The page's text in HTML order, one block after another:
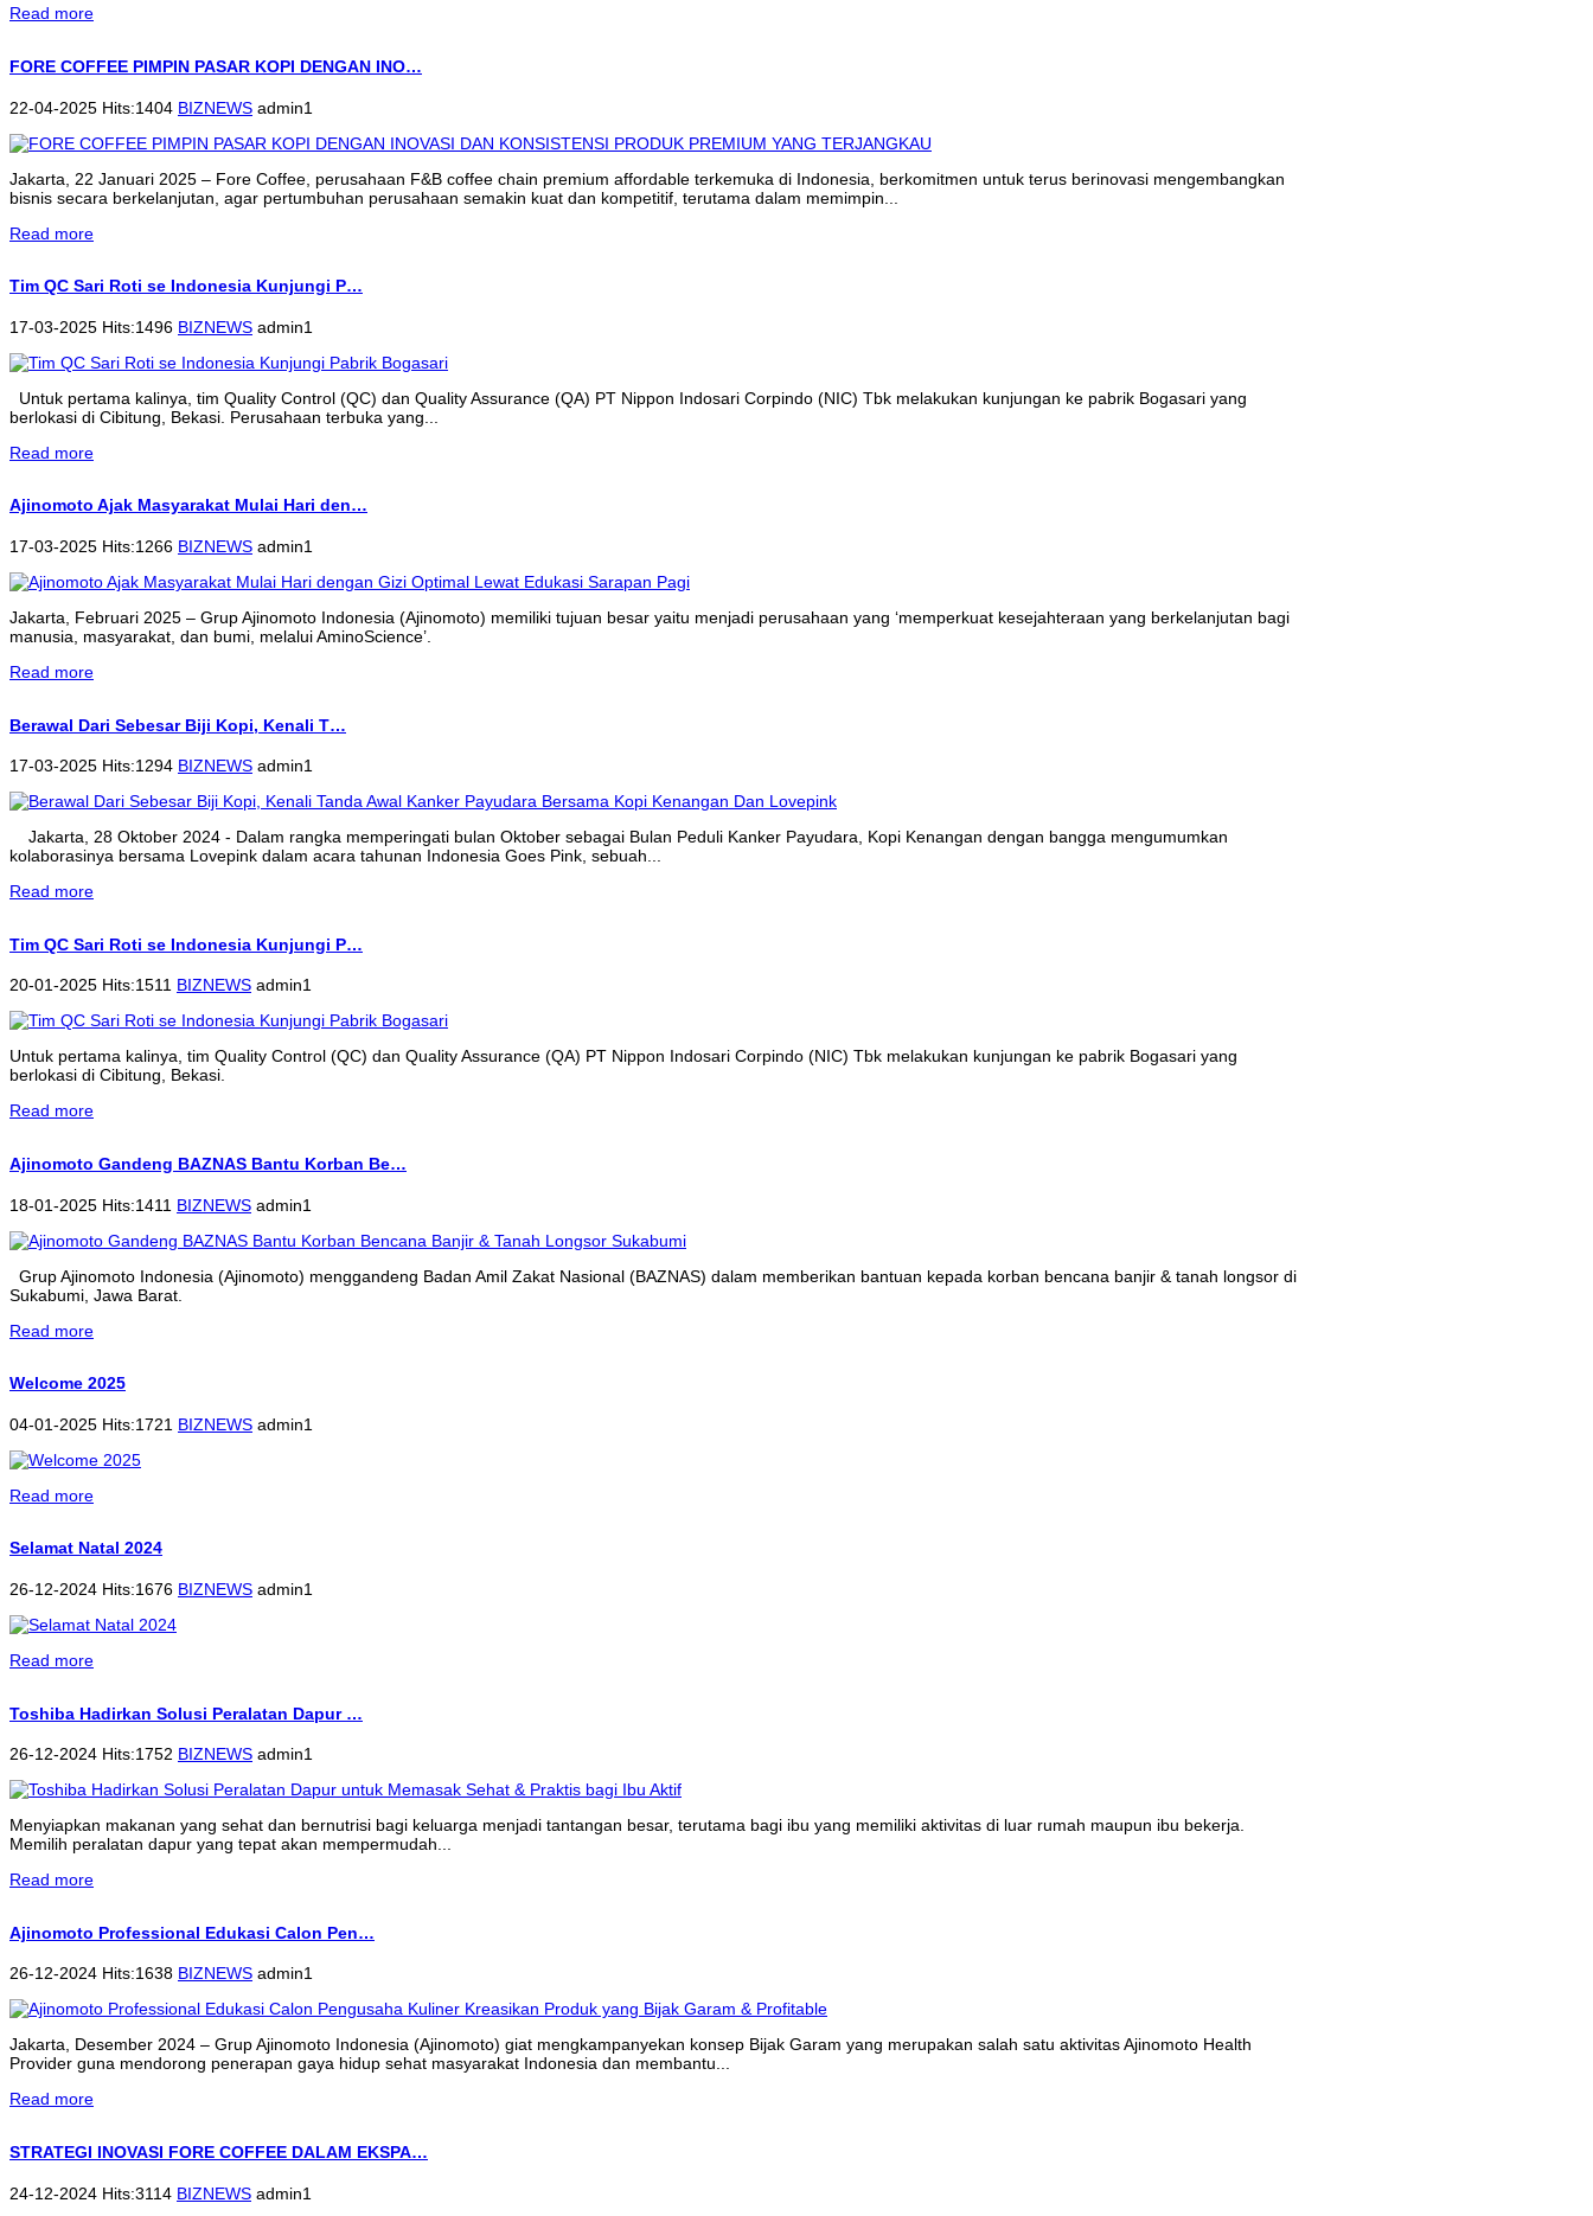
Read more
FORE COFFEE PIMPIN PASAR KOPI DENGAN INO…
22-04-2025 Hits:1404 BIZNEWS admin1
Jakarta, 22 Januari 2025 – Fore Coffee, perusahaan F&B coffee chain premium affordable terkemuka di Indonesia, berkomitmen untuk terus berinovasi mengembangkan
bisnis secara berkelanjutan, agar pertumbuhan perusahaan semakin kuat dan kompetitif, terutama dalam memimpin...
Read more
Tim QC Sari Roti se Indonesia Kunjungi P…
17-03-2025 Hits:1496 BIZNEWS admin1
Untuk pertama kalinya, tim Quality Control (QC) dan Quality Assurance (QA) PT Nippon Indosari Corpindo (NIC) Tbk melakukan kunjungan ke pabrik Bogasari yang
berlokasi di Cibitung, Bekasi. Perusahaan terbuka yang...
Read more
Ajinomoto Ajak Masyarakat Mulai Hari den…
17-03-2025 Hits:1266 BIZNEWS admin1
Jakarta, Februari 2025 – Grup Ajinomoto Indonesia (Ajinomoto) memiliki tujuan besar yaitu menjadi perusahaan yang ‘memperkuat kesejahteraan yang berkelanjutan bagi
manusia, masyarakat, dan bumi, melalui AminoScience’.
Read more
Berawal Dari Sebesar Biji Kopi, Kenali T…
17-03-2025 Hits:1294 BIZNEWS admin1
Jakarta, 28 Oktober 2024 - Dalam rangka memperingati bulan Oktober sebagai Bulan Peduli Kanker Payudara, Kopi Kenangan dengan bangga mengumumkan
kolaborasinya bersama Lovepink dalam acara tahunan Indonesia Goes Pink, sebuah...
Read more
Tim QC Sari Roti se Indonesia Kunjungi P…
20-01-2025 Hits:1511 BIZNEWS admin1
Untuk pertama kalinya, tim Quality Control (QC) dan Quality Assurance (QA) PT Nippon Indosari Corpindo (NIC) Tbk melakukan kunjungan ke pabrik Bogasari yang
berlokasi di Cibitung, Bekasi.
Read more
Ajinomoto Gandeng BAZNAS Bantu Korban Be…
18-01-2025 Hits:1411 BIZNEWS admin1
Grup Ajinomoto Indonesia (Ajinomoto) menggandeng Badan Amil Zakat Nasional (BAZNAS) dalam memberikan bantuan kepada korban bencana banjir & tanah longsor di
Sukabumi, Jawa Barat.
Read more
Welcome 2025
04-01-2025 Hits:1721 BIZNEWS admin1
Read more
Selamat Natal 2024
26-12-2024 Hits:1676 BIZNEWS admin1
Read more
Toshiba Hadirkan Solusi Peralatan Dapur …
26-12-2024 Hits:1752 BIZNEWS admin1
Menyiapkan makanan yang sehat dan bernutrisi bagi keluarga menjadi tantangan besar, terutama bagi ibu yang memiliki aktivitas di luar rumah maupun ibu bekerja.
Memilih peralatan dapur yang tepat akan mempermudah...
Read more
Ajinomoto Professional Edukasi Calon Pen…
26-12-2024 Hits:1638 BIZNEWS admin1
Jakarta, Desember 2024 – Grup Ajinomoto Indonesia (Ajinomoto) giat mengkampanyekan konsep Bijak Garam yang merupakan salah satu aktivitas Ajinomoto Health
Provider guna mendorong penerapan gaya hidup sehat masyarakat Indonesia dan membantu...
Read more
STRATEGI INOVASI FORE COFFEE DALAM EKSPA…
24-12-2024 Hits:3114 BIZNEWS admin1